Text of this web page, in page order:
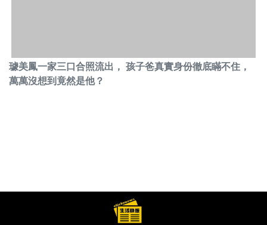
璩美鳳一家三口合照流出， 孩子爸真實身份徹底瞞不住，
萬萬沒想到竟然是他？